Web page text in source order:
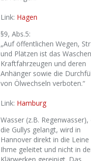
Link: Hagen
§9, Abs.5:
„Auf öffentlichen Wegen,
und Plätzen ist das
Kraftfahrzeugen und deren
Anhänger sowie die
von Ölwechseln verboten.“
Link: Hamburg
Wasser (z.B. Regenwasser),
die Gullys gelangt, wird in
Hannover direkt in die Leine
Ihme geleitet und nicht in